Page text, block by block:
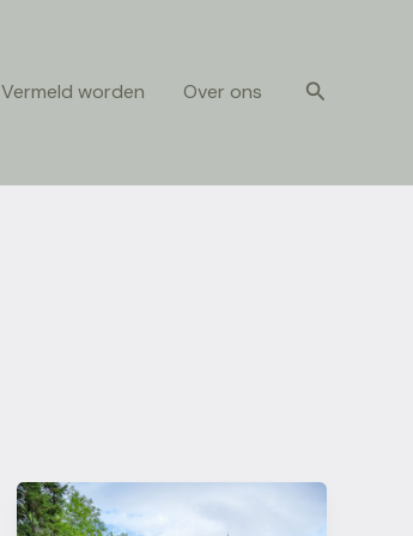
Vermeld worden Over ons Zoeken